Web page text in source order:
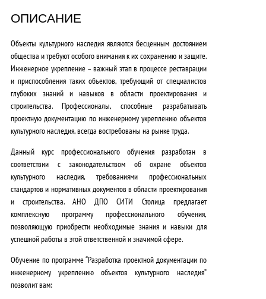
.
ОПИСАНИЕ
Объекты культурного наследия являются бесценным достоянием
общества и требуют особого внимания к их сохранению и защите.
Инженерное укрепление – важный этап в процессе реставрации
и приспособления таких объектов, требующий от специалистов
глубоких знаний и навыков в области проектирования и
строительства. Профессионалы, способные разрабатывать
проектную документацию по инженерному укреплению объектов
культурного наследия, всегда востребованы на рынке труда.
Данный курс профессионального обучения разработан в
соответствии с законодательством об охране объектов
культурного наследия, требованиями профессиональных
стандартов и нормативных документов в области проектирования
и строительства.АНО ДПО СИТИ Столица предлагает
комплексную программу профессионального обучения,
позволяющую приобрести необходимые знания и навыки для
успешной работы в этой ответственной и значимой сфере.
Обучение по программе “Разработка проектной документации по
инженерному укреплению объектов культурного наследия”
позволит вам: